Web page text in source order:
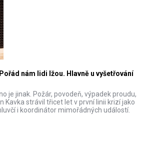
nám lidi lžou. Hlavně u vyšetřování
je jinak. Požár, povodeň, výpadek proudu,
Kavka strávil třicet let v první linii krizí jako
i koordinátor mimořádných událostí.